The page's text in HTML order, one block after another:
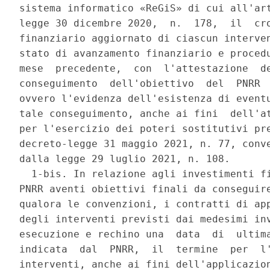
sistema informatico «ReGiS» di cui
legge 30 dicembre 2020,  n.  178,  il
finanziario aggiornato di ciascun
stato di avanzamento finanziario e
mese  precedente,  con
conseguimento  dell'obiettivo  del
ovvero l'evidenza dell'esistenza di
tale conseguimento, anche ai fini
per l'esercizio dei poteri sostitutivi
decreto-legge 31 maggio 2021, n. 77,
dalla legge 29 luglio 2021, n. 108.
1-bis. In relazione agli investimenti
PNRR aventi obiettivi finali da
qualora le convenzioni, i contratti di
degli interventi previsti dai medesimi
esecuzione e rechino una  data  di
indicata  dal  PNRR,  il  termine  per
interventi, anche ai fini